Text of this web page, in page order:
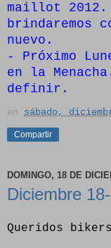
maillot 2012.
brindaremos
nuevo.
- Próximo
en la
definir.
en sábado,
Compartir
DOMINGO, 18 DE
Diciembre
Queridos